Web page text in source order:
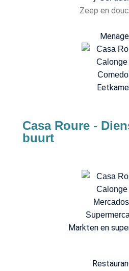
Zeep en
Menage
Casa Roure -
buurt
Markten en